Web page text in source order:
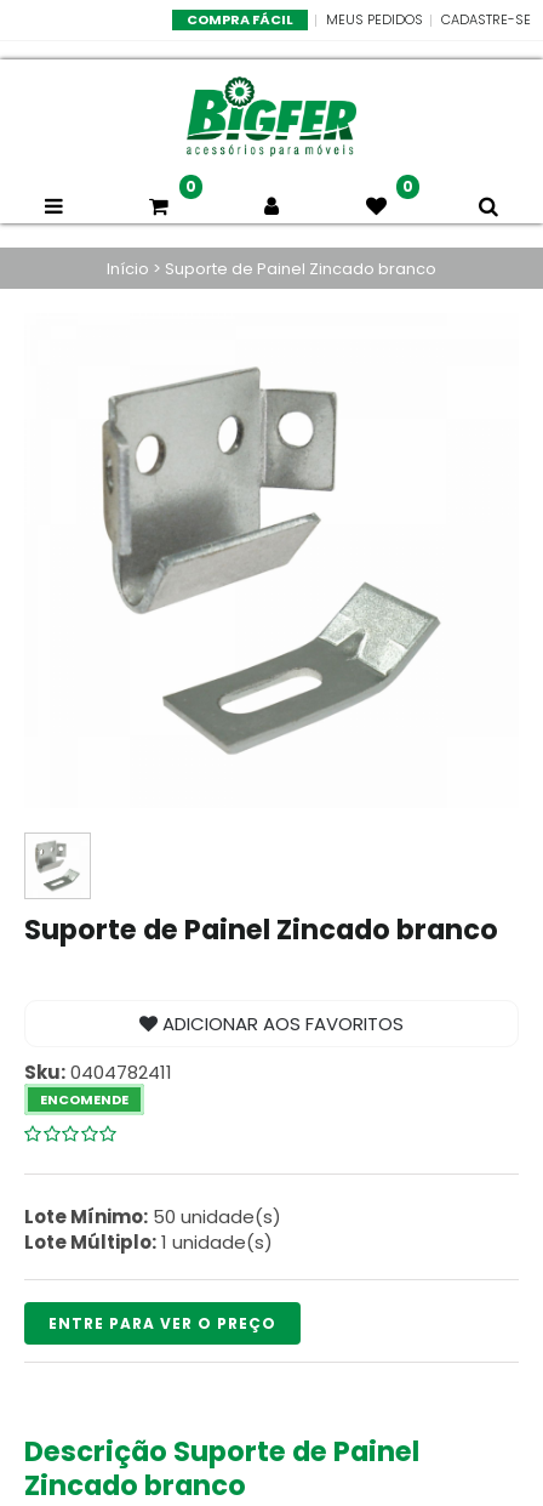
CADASTRE-SE
MEUS PEDIDOS
COMPRA FÁCIL
0 0
Início > Suporte de Painel Zincado branco
Suporte de Painel Zincado branco
ADICIONAR AOS FAVORITOS
Sku:0404782411
ENCOMENDE
de
reviews
Lote Mínimo: 50 unidade(s)
Lote Múltiplo:1 unidade(s)
ENTRE PARA VER O PREÇO
Descrição Suporte de Painel
Zincado branco